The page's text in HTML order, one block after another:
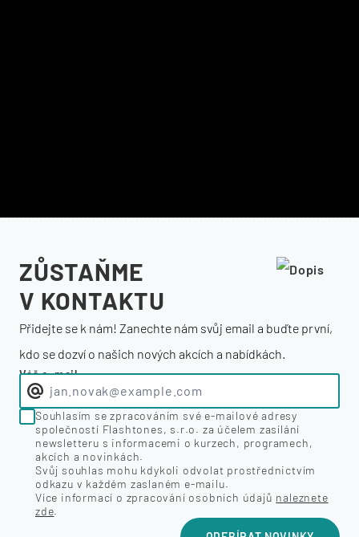
ZŮSTAŇME
V KONTAKTU
Přidejte se k nám! Zanechte nám svůj email a buďte první,
kdo se dozví o našich nových akcích a nabídkách.
Váš e-mail
Souhlasím se zpracováním své e-mailové adresy
společností Flashtones, s.r.o. za účelem zasílání
newsletteru s informacemi o kurzech, programech,
akcích a novinkách.
Svůj souhlas mohu kdykoli odvolat prostřednictvím
odkazu v každém zaslaném e-mailu.
Více informací o zpracování osobních údajů naleznete
zde.